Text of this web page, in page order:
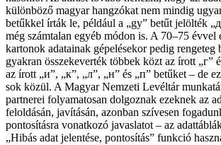
különböző magyar hangzókat nem mindig
betűkkel írták le, például a „gy” betűt jelölték
még számtalan egyéb módon is. A 70–75 évvel
kartonok adatainak gépelésekor pedig rengeteg
gyakran összekeverték többek közt az írott „г”
az írott „и”, „к”, „л”, „н” és „п” betűket – de
sok közül. A Magyar Nemzeti Levéltár
partnerei folyamatosan dolgoznak ezeknek az
feloldásán, javításán, azonban szívesen
pontosításra vonatkozó javaslatot – az
„Hibás adat jelentése, pontosítás” funkció